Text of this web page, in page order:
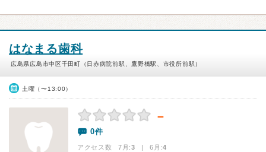
はなまる歯科
広島県広島市中区千田町（日赤病院前駅、鷹野橋駅、市役所前駅）
土曜（〜13:00）
－
0件
アクセス数 7月:3 | 6月:4